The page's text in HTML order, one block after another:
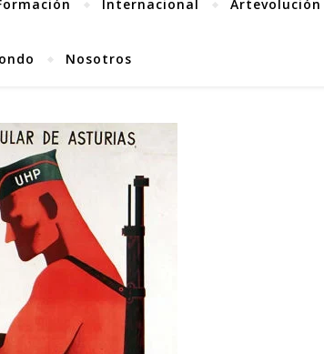
Internacional Artevolución
Nosotros